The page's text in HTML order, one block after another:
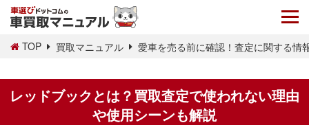
TOP 買取マニュアル 愛車を売る前に確認！査定に関する情
レッドブックとは？買取査定で使われない理由
や使用シーンも解説